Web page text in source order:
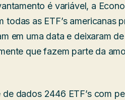
é variável, a
as ETF’s americanas
em uma data e deixaram
que fazem parte da
de dados 2446 ETF’s com